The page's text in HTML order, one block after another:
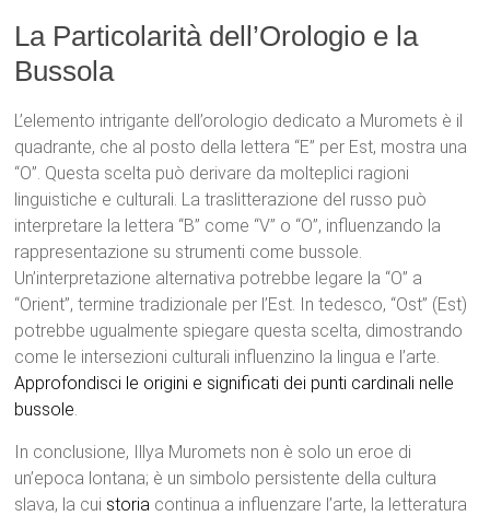
La Particolarità dell’Orologio e la
Bussola
L’elemento intrigante dell’orologio dedicato a Muromets è il
quadrante, che al posto della lettera “E” per Est, mostra una
“O”. Questa scelta può derivare da molteplici ragioni
linguistiche e culturali. La traslitterazione del russo può
interpretare la lettera “В” come “V” o “O”, influenzando la
rappresentazione su strumenti come bussole.
Un’interpretazione alternativa potrebbe legare la “O” a
“Orient”, termine tradizionale per l’Est. In tedesco, “Ost” (Est)
potrebbe ugualmente spiegare questa scelta, dimostrando
come le intersezioni culturali influenzino la lingua e l’arte.
Approfondisci le origini e significati dei punti cardinali nelle
bussole.
In conclusione, Illya Muromets non è solo un eroe di
un’epoca lontana; è un simbolo persistente della cultura
slava, la cui storia continua a influenzare l’arte, la letteratura